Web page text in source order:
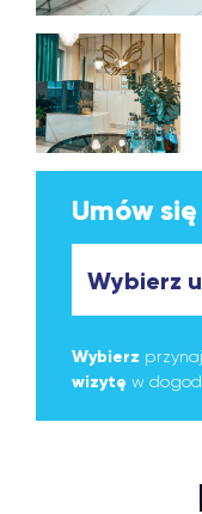
Umów
Wybierz
wizytę w